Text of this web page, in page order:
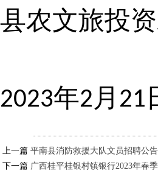
县农文旅投
2023年2月21
上一篇 平南县消防救援大队文员招聘公告
下一篇 广西桂平桂银村镇银行2023年春